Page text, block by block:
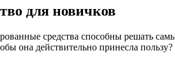
для новичков
средства способны решать
она действительно принесла пользу?